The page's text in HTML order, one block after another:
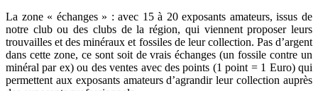
La zone « échanges » : avec 15 à 20 exposants amateurs, issus de
notre club ou des clubs de la région, qui viennent proposer leurs
trouvailles et des minéraux et fossiles de leur collection. Pas d’argent
dans cette zone, ce sont soit de vrais échanges (un fossile contre un
minéral par ex) ou des ventes avec des points (1 point = 1 Euro) qui
permettent aux exposants amateurs d’agrandir leur collection auprès